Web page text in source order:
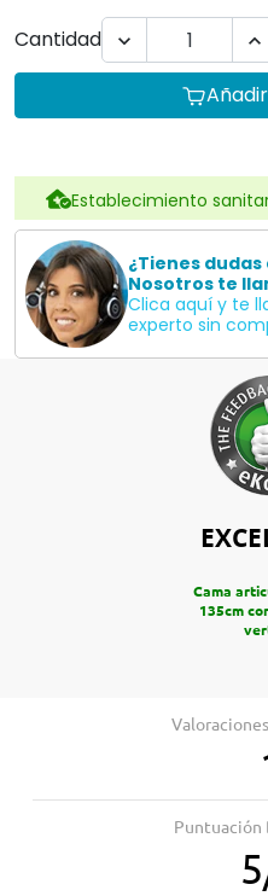
Cantidad
 
Establecimiento
¿Tienes
Nosotros te
Clica aquí y te
experto sin
Cama
135cm
Puntuación
5